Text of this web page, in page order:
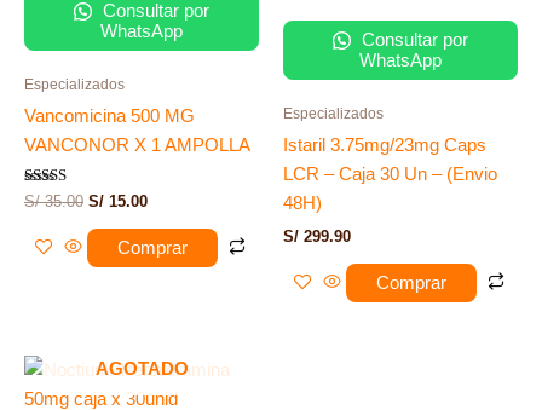
Consultar por
WhatsApp
Especializados
Vancomicina 500 MG
VANCONOR X 1 AMPOLLA
Valorado
con
de 5
S/35.00 S/ 15.00
Comprar
Consultar por
WhatsApp
Especializados
Istaril 3.75mg/23mg Caps
LCR – Caja 30 Un – (Envio
48H)
S/ 299.90
Comprar
AGOTADO